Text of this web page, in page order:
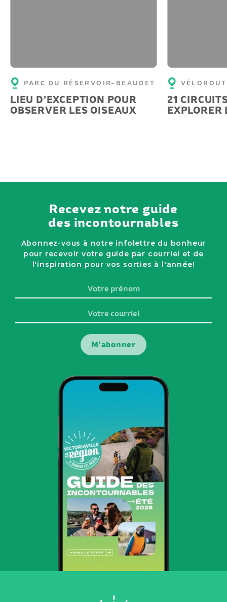
PARC DU RÉSERVOIR-BEAUDET
LIEU D’EXCEPTION POUR
OBSERVER LES OISEAUX
21
EXPLORER
Recevez notre guide
des incontournables
Abonnez-vous à notre infolettre du bonheur
pour recevoir votre guide par courriel et de
l'inspiration pour vos sorties à l'année!
prénom
courriel